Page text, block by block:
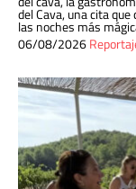
del Cava, una cita
las noches más
06/08/2026